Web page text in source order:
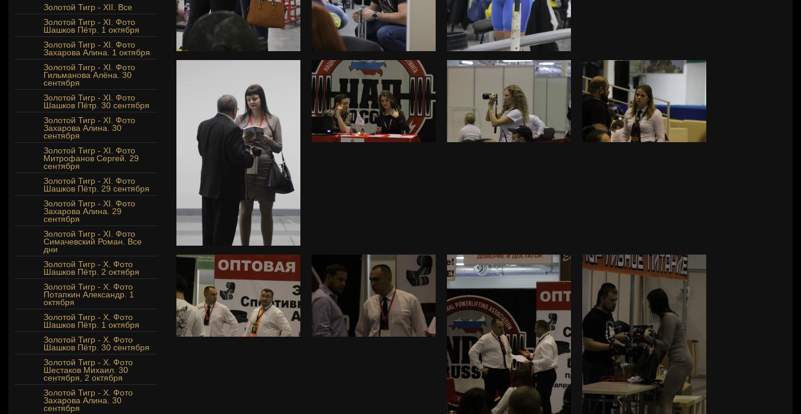
Золотой Тигр - XII. Все
Золотой Тигр - XI. Фото
Шашков Пётр. 1 октября
Золотой Тигр - XI. Фото
Захарова Алина. 1 октября
Золотой Тигр - XI. Фото
Гильманова Алёна. 30
сентября
Золотой Тигр - XI. Фото
Шашков Пётр. 30 сентября
Золотой Тигр - XI. Фото
Захарова Алина. 30
сентября
Золотой Тигр - XI. Фото
Митрофанов Сергей. 29
сентября
Золотой Тигр - XI. Фото
Шашков Пётр. 29 сентября
Золотой Тигр - XI. Фото
Захарова Алина. 29
сентября
Золотой Тигр - XI. Фото
Симачевский Роман. Все
дни
Золотой Тигр - Х. Фото
Шашков Пётр. 2 октября
Золотой Тигр - Х. Фото
Потапкин Александр. 1
октября
Золотой Тигр - Х. Фото
Шашков Пётр. 1 октября
Золотой Тигр - Х. Фото
Шашков Пётр. 30 сентября
Золотой Тигр - Х. Фото
Шестаков Михаил. 30
сентября, 2 октября
Золотой Тигр - X. Фото
Захарова Алина. 30
сентября